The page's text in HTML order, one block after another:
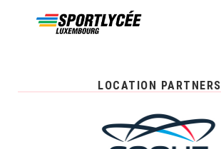
LOCATION PARTNERS